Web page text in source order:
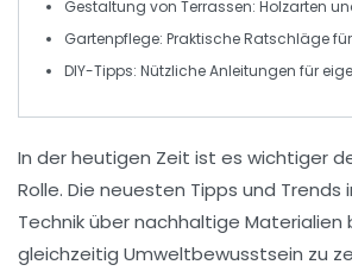
Gestaltung von Terrassen: Holzarten
Gartenpflege: Praktische Ratschläge
DIY-Tipps: Nützliche Anleitungen für
In der heutigen Zeit ist es wichtiger
Rolle. Die neuesten Tipps und Trends
Techniküber nachhaltige Materialien
gleichzeitig Umweltbewusstsein zu